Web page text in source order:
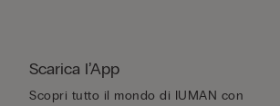
Scarica l’App
Scopri tutto il mondo di IUMAN con